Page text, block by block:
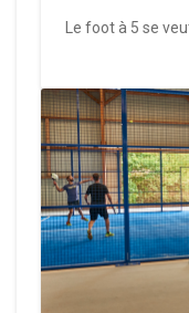
Le foot à 5 se